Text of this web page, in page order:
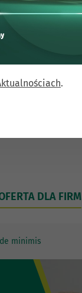
DLA FIRM
minimis
.